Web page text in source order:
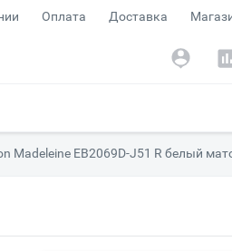
Оплата Доставка
Madeleine EB2069D-J51 R белый